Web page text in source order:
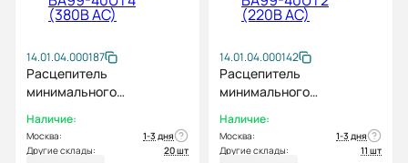
14.01.04.000187
Расцепитель
минимального
контроллером BA99-
40UT4 (380В AC)
Наличие:
Москва:
1-3 дня
Другие склады:
20 шт
14.01.04.000142
Расцепитель
минимального
контроллером BA99-
40UT2 (220В AC)
Наличие:
Москва:
1-3 дня
Другие склады:
11 шт